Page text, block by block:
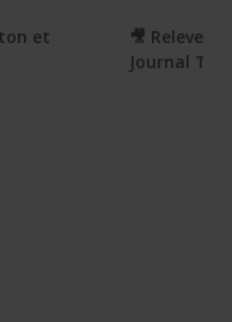
et
🎥 Relevez
Journal